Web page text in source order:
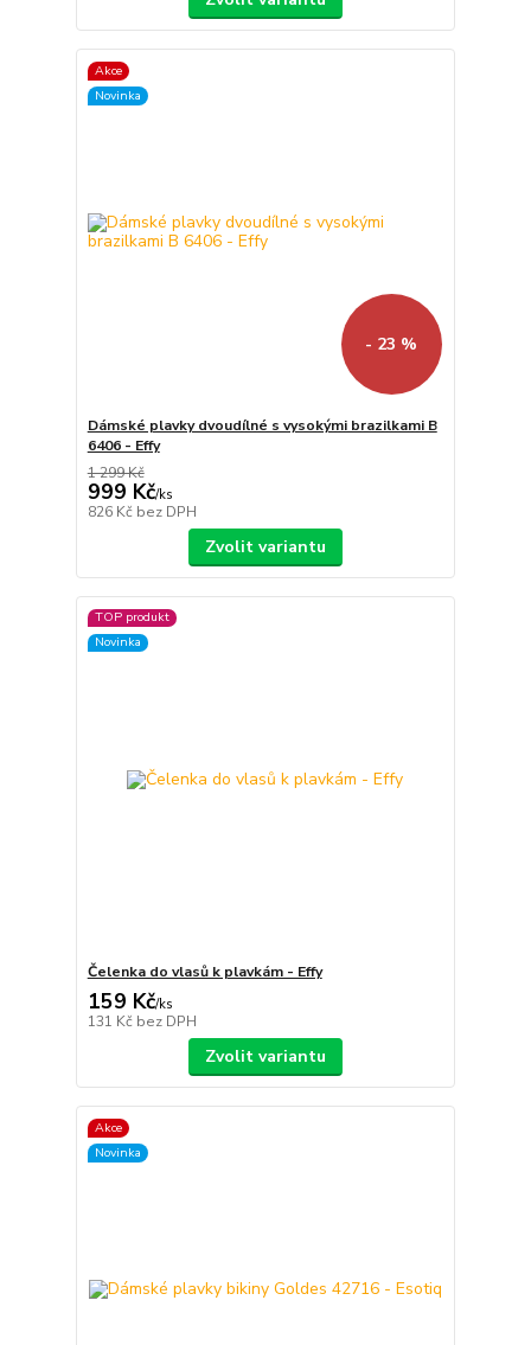
Akce
Novinka
- 23 %
Dámské plavky dvoudílné s vysokými brazilkami B
6406 - Effy
1 299 Kč
999 Kč/ks
826 Kč bez DPH
Zvolit variantu
TOP produkt
Novinka
Čelenka do vlasů k plavkám - Effy
159 Kč/ks
131 Kč bez DPH
Zvolit variantu
Akce
Novinka